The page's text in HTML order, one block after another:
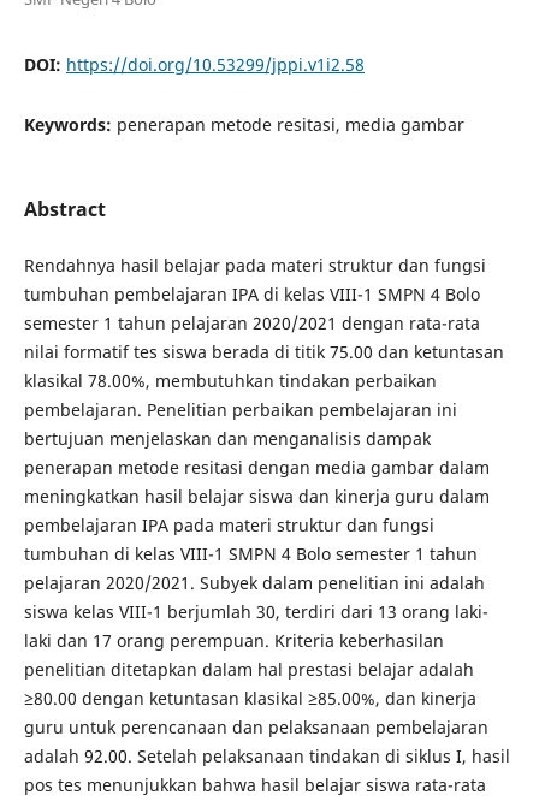
DOI: https://doi.org/10.53299/jppi.v1i2.58
Keywords: penerapan metode resitasi, media gambar
Abstract
Rendahnya hasil belajar pada materi struktur dan fungsi
tumbuhan pembelajaran IPA di kelas VIII-1 SMPN 4 Bolo
semester 1 tahun pelajaran 2020/2021 dengan rata-rata
nilai formatif tes siswa berada di titik 75.00 dan ketuntasan
klasikal 78.00%, membutuhkan tindakan perbaikan
pembelajaran. Penelitian perbaikan pembelajaran ini
bertujuan menjelaskan dan menganalisis dampak
penerapan metode resitasi dengan media gambar dalam
meningkatkan hasil belajar siswa dan kinerja guru dalam
pembelajaran IPA pada materi struktur dan fungsi
tumbuhan di kelas VIII-1 SMPN 4 Bolo semester 1 tahun
pelajaran 2020/2021. Subyek dalam penelitian ini adalah
siswa kelas VIII-1 berjumlah 30, terdiri dari 13 orang laki-
laki dan 17 orang perempuan. Kriteria keberhasilan
penelitian ditetapkan dalam hal prestasi belajar adalah
≥80.00 dengan ketuntasan klasikal ≥85.00%, dan kinerja
guru untuk perencanaan dan pelaksanaan pembelajaran
adalah 92.00. Setelah pelaksanaan tindakan di siklus I, hasil
pos tes menunjukkan bahwa hasil belajar siswa rata-rata